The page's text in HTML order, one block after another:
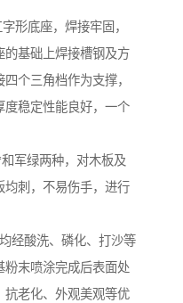
形底座，焊接牢固，
的基础上焊接槽钢及方
个三角档作为支撑，
度稳定性能良好，一个
军绿两种，对木板及
均刺，不易伤手，进行
经酸洗、磷化、打沙等
粉末喷涂完成后表面处
抗老化、外观美观等优